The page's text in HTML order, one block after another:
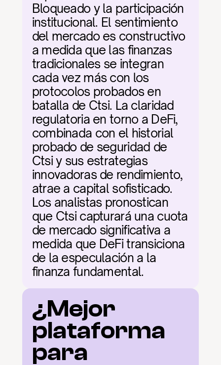
Bloqueado y la participación
institucional. El sentimiento
del mercado es constructivo
a medida que las finanzas
tradicionales se integran
cada vez más con los
protocolos probados en
batalla de Ctsi. La claridad
regulatoria en torno a DeFi,
combinada con el historial
probado de seguridad de
Ctsi y sus estrategias
innovadoras de rendimiento,
atrae a capital sofisticado.
Los analistas pronostican
que Ctsi capturará una cuota
de mercado significativa a
medida que DeFi transiciona
de la especulación a la
finanza fundamental.
¿Mejor
plataforma
para